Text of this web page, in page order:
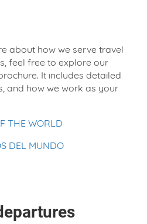
about how we serve travel
feel free to explore our
It includes detailed
and how we work as your
THE WORLD
DEL MUNDO